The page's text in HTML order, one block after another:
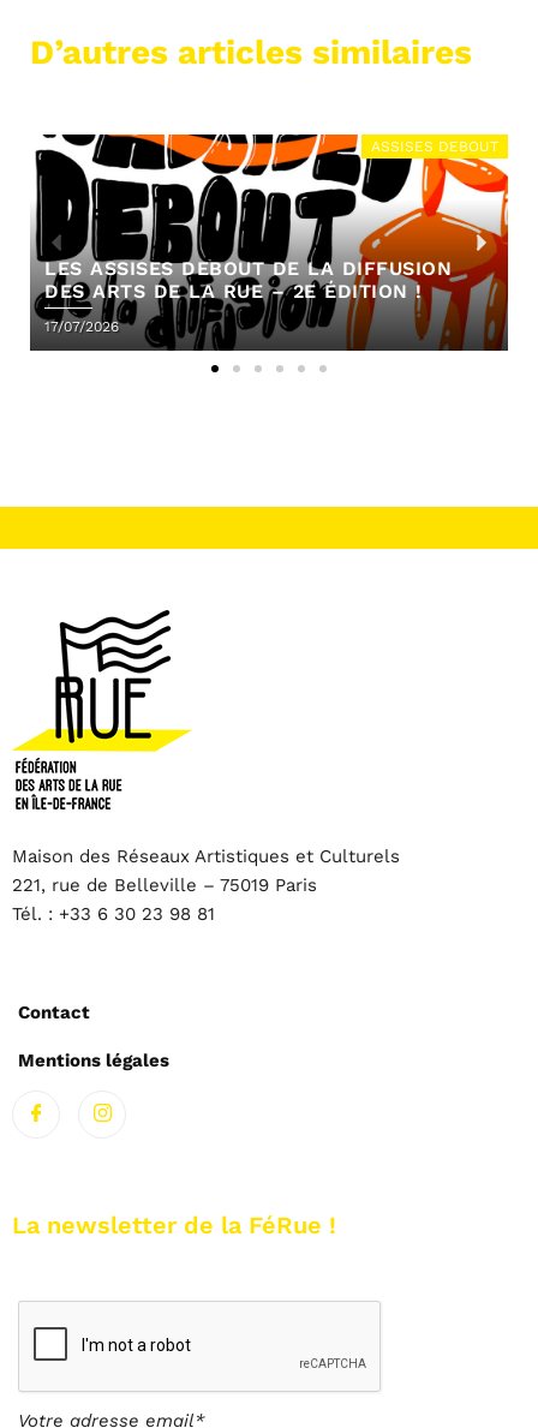
D’autres articles similaires
ASSISES DEBOUT
LES ASSISES DEBOUT DE LA DIFFUSION
DES ARTS DE LA RUE – 2E ÉDITION !
17/07/2026
Maison des Réseaux Artistiques et Culturels
221, rue de Belleville – 75019 Paris
Tél. : +33 6 30 23 98 81
Contact
Mentions légales
La newsletter de la FéRue !
Votre adresse email*